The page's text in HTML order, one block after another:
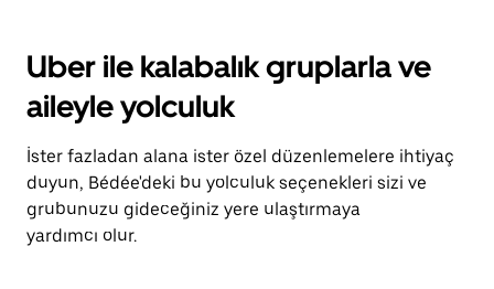
Uber ile kalabalık gruplarla ve
aileyle yolculuk
İster fazladan alana ister özel düzenlemelere ihtiyaç
duyun, Bédée'deki bu yolculuk seçenekleri sizi ve
grubunuzu gideceğiniz yere ulaştırmaya
yardımcı olur.